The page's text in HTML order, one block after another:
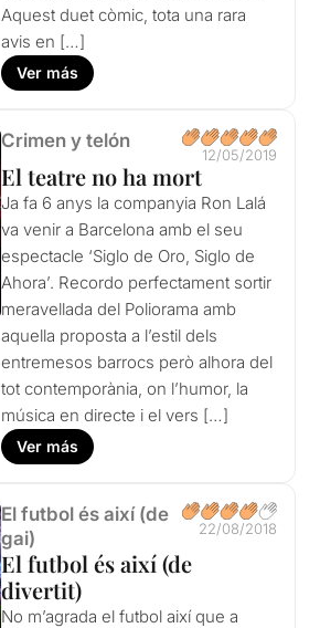
Aquest duet còmic, tota una rara
avis en […]
Ver más
Crimen y telón
12/05/2019
El teatre no ha mort
Ja fa 6 anys la companyia Ron Lalá
va venir a Barcelona amb el seu
espectacle ‘Siglo de Oro, Siglo de
Ahora’. Recordo perfectament sortir
meravellada del Poliorama amb
aquella proposta a l’estil dels
entremesos barrocs però alhora del
tot contemporània, on l’humor, la
música en directe i el vers […]
Ver más
El futbol és així (de
gai)
22/08/2018
El futbol és així (de
divertit)
No m’agrada el futbol així que a